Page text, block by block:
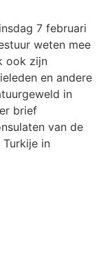
7 februari
weten mee
ook zijn
en andere
in
brief
van de
in